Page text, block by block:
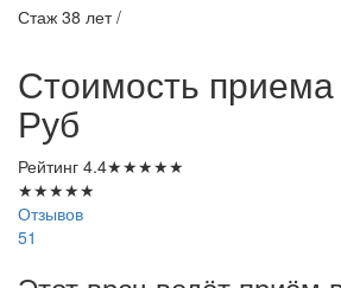
Стаж 38 лет /
Стоимость
Руб
Рейтинг 4.4★★★★★
★★★★★
Отзывов
51